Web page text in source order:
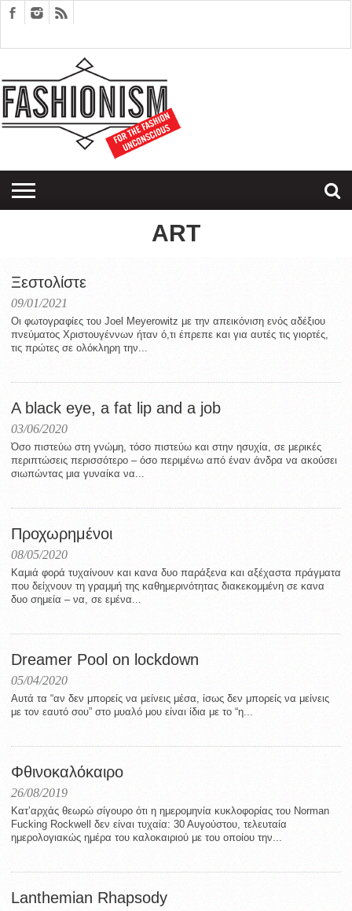
EDITORIALS
COUPLES
THERAPY
SARTORIAGRAM
ART
Ξεστολίστε
09/01/2021
Οι φωτογραφίες του Joel Meyerowitz με την απεικόνιση ενός αδέξιου
πνεύματος Χριστουγέννων ήταν ό,τι έπρεπε και για αυτές τις γιορτές,
τις πρώτες σε ολόκληρη την...
A black eye, a fat lip and a job
03/06/2020
Όσο πιστεύω στη γνώμη, τόσο πιστεύω και στην ησυχία, σε μερικές
περιπτώσεις περισσότερο – όσο περιμένω από έναν άνδρα να ακούσει
σιωπώντας μια γυναίκα να...
Προχωρημένοι
08/05/2020
Καμιά φορά τυχαίνουν και κανα δυο παράξενα και αξέχαστα πράγματα
που δείχνουν τη γραμμή της καθημερινότητας διακεκομμένη σε κανα
δυο σημεία – να, σε εμένα...
Dreamer Pool on lockdown
05/04/2020
Αυτά τα “αν δεν μπορείς να μείνεις μέσα, ίσως δεν μπορείς να μείνεις
με τον εαυτό σου” στο μυαλό μου είναι ίδια με το “η...
Φθινοκαλόκαιρο
26/08/2019
Κατ’αρχάς θεωρώ σίγουρο ότι η ημερομηνία κυκλοφορίας του Norman
Fucking Rockwell δεν είναι τυχαία: 30 Αυγούστου, τελευταία
ημερολογιακώς ημέρα του καλοκαιριού με του οποίου την...
Lanthemian Rhapsody